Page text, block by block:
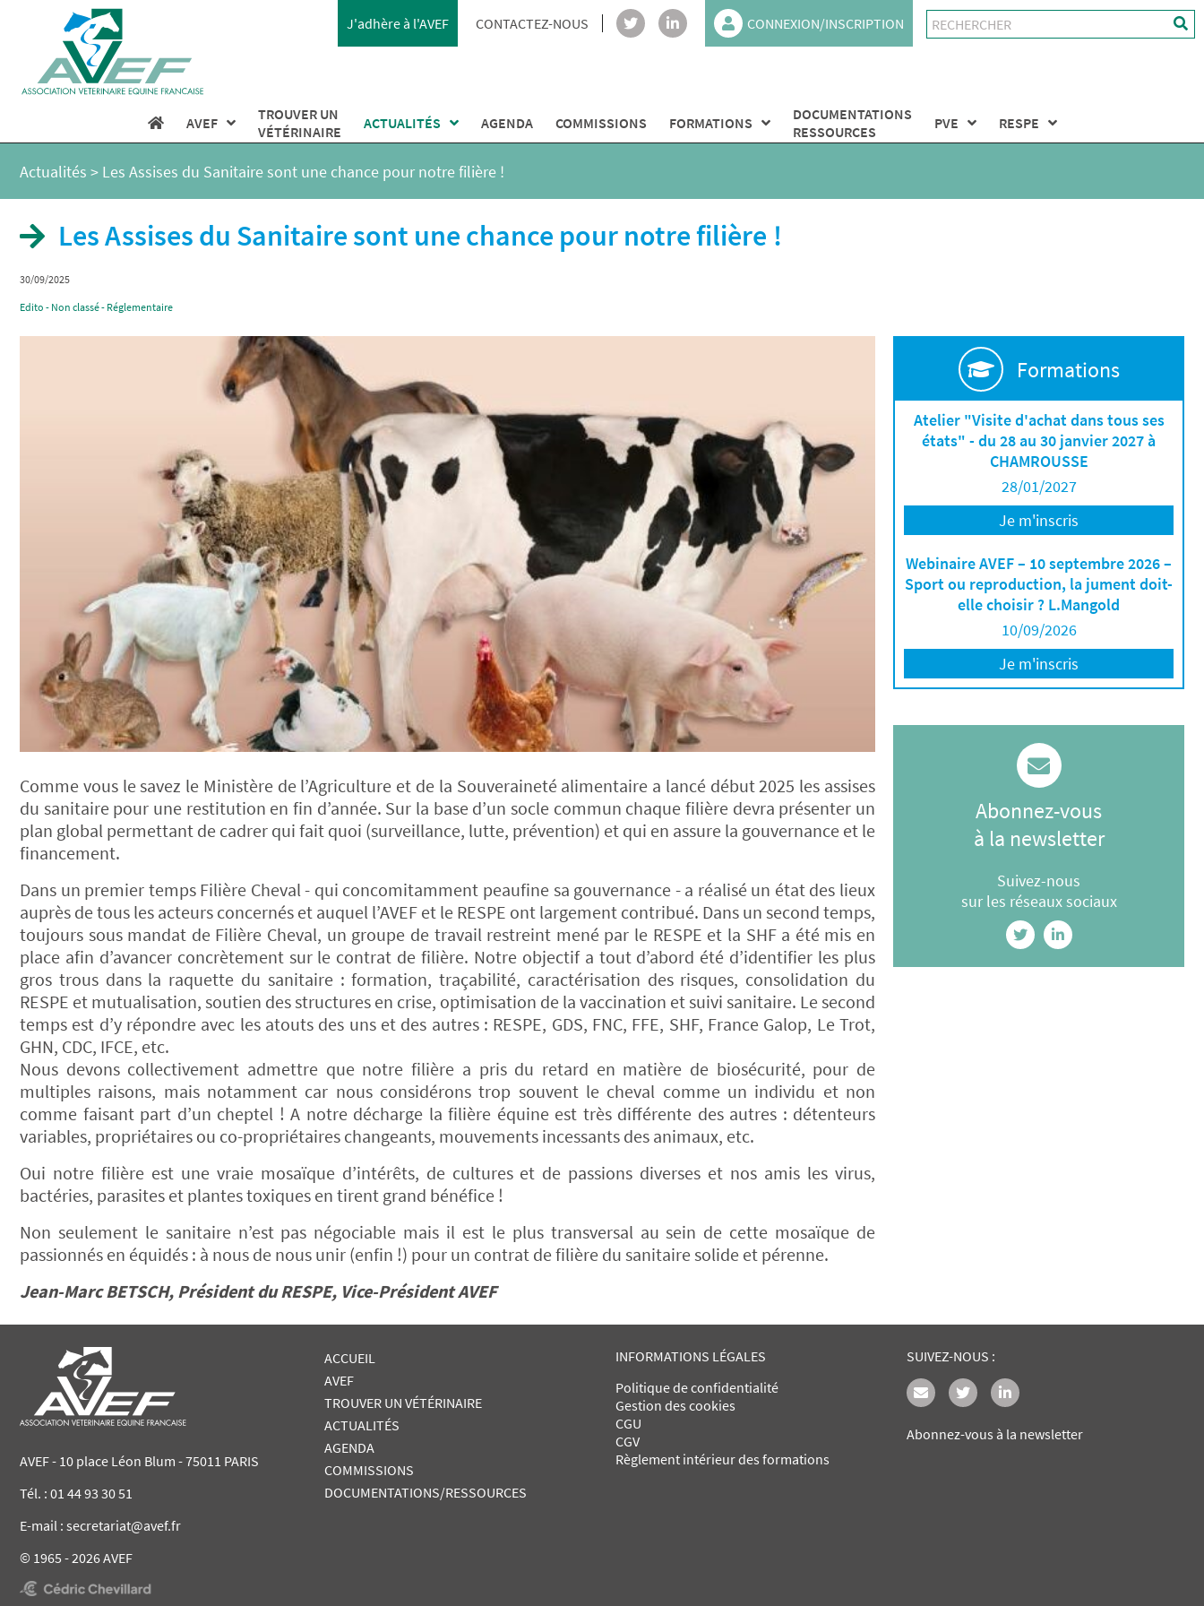
J'adhère à l'AVEF CONTACTEZ-NOUS CONNEXION/INSCRIPTION
AVEF
TROUVER UN
VÉTÉRINAIRE
ACTUALITÉS AGENDA COMMISSIONS FORMATIONS
DOCUMENTATIONS
RESSOURCES
PVE RESPE
Actualités > Les Assises du Sanitaire sont une chance pour notre filière !
Les Assises du Sanitaire sont une chance pour notre filière !
30/09/2025
Edito - Non classé - Réglementaire
Comme vous le savez le Ministère de l’Agriculture et de la Souveraineté alimentaire a lancé début 2025 les assises
du sanitaire pour une restitution en fin d’année. Sur la base d’un socle commun chaque filière devra présenter un
plan global permettant de cadrer qui fait quoi (surveillance, lutte, prévention) et qui en assure la gouvernance et le
financement.
Dans un premier temps Filière Cheval - qui concomitamment peaufine sa gouvernance - a réalisé un état des lieux
auprès de tous les acteurs concernés et auquel l’AVEF et le RESPE ont largement contribué. Dans un second temps,
toujours sous mandat de Filière Cheval, un groupe de travail restreint mené par le RESPE et la SHF a été mis en
place afin d’avancer concrètement sur le contrat de filière. Notre objectif a tout d’abord été d’identifier les plus
gros trous dans la raquette du sanitaire : formation, traçabilité, caractérisation des risques, consolidation du
RESPE et mutualisation, soutien des structures en crise, optimisation de la vaccination et suivi sanitaire. Le second
temps est d’y répondre avec les atouts des uns et des autres : RESPE, GDS, FNC, FFE, SHF, France Galop, Le Trot,
GHN, CDC, IFCE, etc.
Nous devons collectivement admettre que notre filière a pris du retard en matière de biosécurité, pour de
multiples raisons, mais notamment car nous considérons trop souvent le cheval comme un individu et non
comme faisant part d’un cheptel ! A notre décharge la filière équine est très différente des autres : détenteurs
variables, propriétaires ou co-propriétaires changeants, mouvements incessants des animaux, etc.
Oui notre filière est une vraie mosaïque d’intérêts, de cultures et de passions diverses et nos amis les virus,
bactéries, parasites et plantes toxiques en tirent grand bénéfice !
Non seulement le sanitaire n’est pas négociable mais il est le plus transversal au sein de cette mosaïque de
passionnés en équidés : à nous de nous unir (enfin !) pour un contrat de filière du sanitaire solide et pérenne.
Jean-Marc BETSCH, Président du RESPE, Vice-Président AVEF
Formations
Atelier "Visite d'achat dans tous ses
états" - du 28 au 30 janvier 2027 à
CHAMROUSSE
28/01/2027
Je m'inscris
Webinaire AVEF – 10 septembre 2026 –
Sport ou reproduction, la jument doit-
elle choisir ? L.Mangold
10/09/2026
Je m'inscris
Abonnez-vous
à la newsletter
Suivez-nous
sur les réseaux sociaux
AVEF - 10 place Léon Blum - 75011 PARIS
Tél. : 01 44 93 30 51
E-mail : secretariat@avef.fr
© 1965 - 2026 AVEF
ACCUEIL
AVEF
TROUVER UN VÉTÉRINAIRE
ACTUALITÉS
AGENDA
COMMISSIONS
DOCUMENTATIONS/RESSOURCES
INFORMATIONS LÉGALES
Politique de confidentialité
Gestion des cookies
CGU
CGV
Règlement intérieur des formations
SUIVEZ-NOUS :
Abonnez-vous à la newsletter